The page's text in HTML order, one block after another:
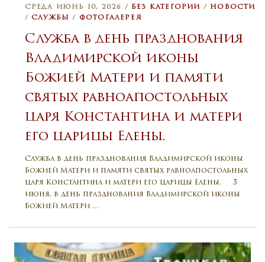
СРЕДА ИЮНЬ 10, 2026 / БЕЗ КАТЕГОРИИ / НОВОСТИ
/ СЛУЖБЫ / ФОТОГАЛЕРЕЯ
Служба в день празднования
Владимирской иконы
Божией Матери и памяти
святых равноапостольных
царя Константина и матери
его царицы Елены.
Служба в день празднования Владимирской иконы
Божией Матери и памяти святых равноапостольных
царя Константина и матери его царицы Елены. 3
июня, в день празднования Владимирской иконы
Божией Матери …